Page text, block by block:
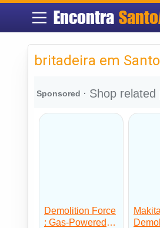
Encontra
britadeira em